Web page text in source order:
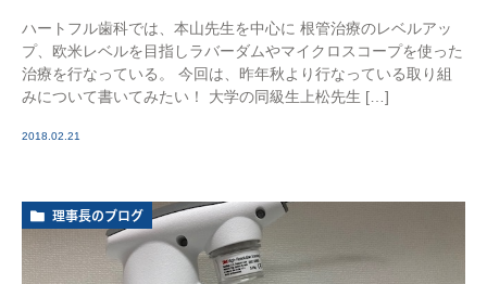
ハートフル歯科では、本山先生を中心に 根管治療のレベルアッ
プ、欧米レベルを目指しラバーダムやマイクロスコープを使った
治療を行なっている。 今回は、昨年秋より行なっている取り組
みについて書いてみたい！ 大学の同級生上松先生 […]
2018.02.21
理事長のブログ